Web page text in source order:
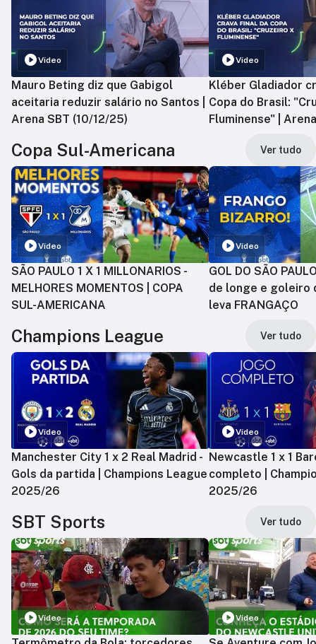
Vídeo
Mauro Beting diz que Gabigol
aceitaria reduzir salário no Santos |
Arena SBT (10/12/25)
Vídeo
Kléber Gladiador
Copa do Brasil:
Fluminense" |
Copa Sul-Americana Ver tudo
Vídeo
SÃO PAULO 1 X 1 MILLONARIOS -
MELHORES MOMENTOS | COPA
SUL-AMERICANA
Vídeo
GOL DO SÃO
de longe e goleiro
leva FRANGAÇO
Champions League Ver tudo
Vídeo
Manchester City 1 x 2 Real Madrid -
Gols da partida | Champions League
2025/26
Vídeo
Newcastle 1 x 1
completo |
2025/26
SBT Sports Ver tudo
Vídeo Vídeo